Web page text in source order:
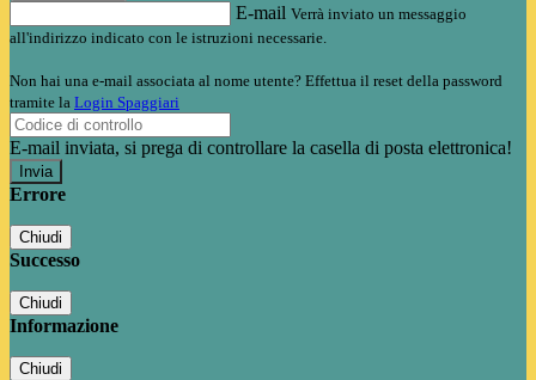
E-mail Verrà inviato un messaggio
all'indirizzo indicato con le istruzioni necessarie.
Non hai una e-mail associata al nome utente? Effettua il reset della password
tramite la Login Spaggiari
E-mail inviata, si prega di controllare la casella di posta elettronica!
Errore
Chiudi
Successo
Chiudi
Informazione
Chiudi